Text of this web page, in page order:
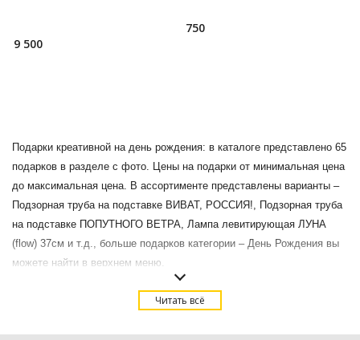
9 500
750
Подарки креативной на день рождения: в каталоге представлено 65
подарков в разделе с фото. Цены на подарки от минимальная цена
до максимальная цена. В ассортименте представлены варианты –
Подзорная труба на подставке ВИВАТ, РОССИЯ!, Подзорная труба
на подставке ПОПУТНОГО ВЕТРА, Лампа левитирующая ЛУНА
(flow) 37см и т.д., больше подарков категории – День Рождения вы
можете найти в верхнем меню.
Купить Подарки креативной на день рождения в Москве с
Читать всё